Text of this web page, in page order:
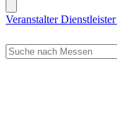
VeranstalterDienstleister